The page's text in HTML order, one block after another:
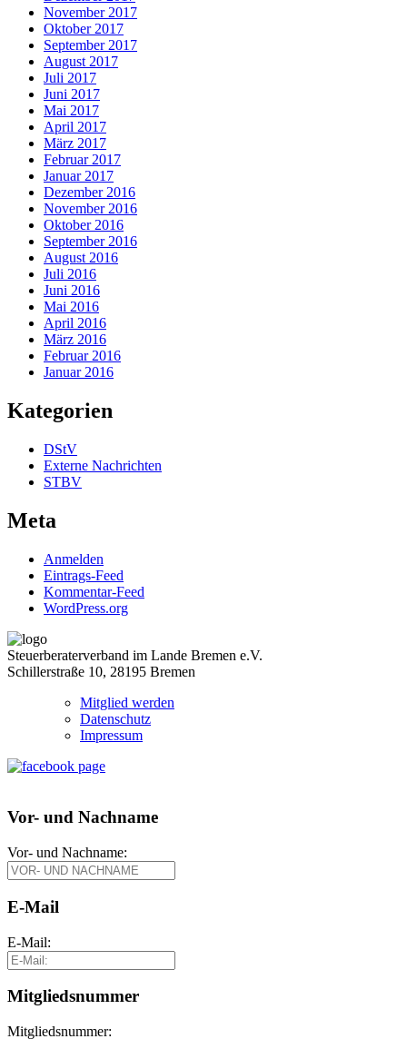
November 2017
Oktober 2017
September 2017
August 2017
Juli 2017
Juni 2017
Mai 2017
April 2017
März 2017
Februar 2017
Januar 2017
Dezember 2016
November 2016
Oktober 2016
September 2016
August 2016
Juli 2016
Juni 2016
Mai 2016
April 2016
März 2016
Februar 2016
Januar 2016
Kategorien
DStV
Externe Nachrichten
STBV
Meta
Anmelden
Eintrags-Feed
Kommentar-Feed
WordPress.org
Steuerberaterverband im Lande Bremen e.V.
Schillerstraße 10, 28195 Bremen
Mitglied werden
Datenschutz
Impressum
Vor- und Nachname
Vor- und Nachname:
E-Mail
E-Mail:
Mitgliedsnummer
Mitgliedsnummer: